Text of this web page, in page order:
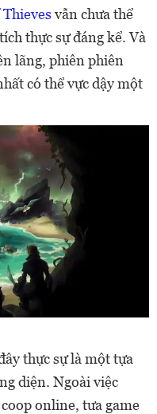
Thievesvẫn chưa thể
thực sự đáng kể. Và
lãng, phiên phiên
có thể vực dậy một
thực sự là một tựa
diện. Ngoài việc
online, tưa game